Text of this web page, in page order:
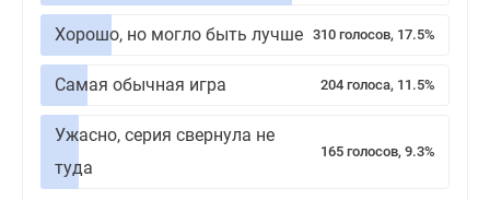
Хорошо, но могло быть лучше 310 голосов, 17.5%
Самая обычная игра 204 голоса, 11.5%
Ужасно, серия свернула не
туда
165 голосов, 9.3%